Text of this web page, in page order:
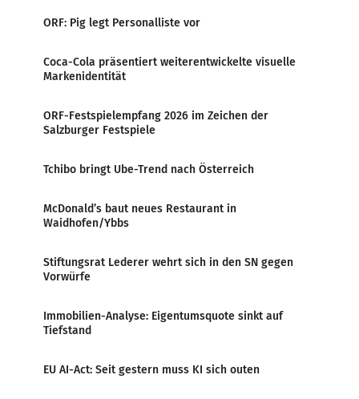
ORF: Pig legt Personalliste vor
Coca-Cola präsentiert weiterentwickelte visuelle
Markenidentität
ORF-Festspielempfang 2026 im Zeichen der
Salzburger Festspiele
Tchibo bringt Ube-Trend nach Österreich
McDonald’s baut neues Restaurant in
Waidhofen/Ybbs
Stiftungsrat Lederer wehrt sich in den SN gegen
Vorwürfe
Immobilien-Analyse: Eigentumsquote sinkt auf
Tiefstand
EU AI-Act: Seit gestern muss KI sich outen